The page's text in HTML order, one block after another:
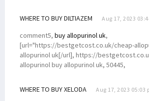
WHERE TO BUY DILTIAZEM Aug 17, 2023
comment5, buy allopurinol uk,
[url="https://bestgetcost.co.uk/cheap-
allopurinol uk[/url], https://
allopurinol buy allopurinol uk, 50445,
WHERE TO BUY XELODA Aug 17, 2023 05:03